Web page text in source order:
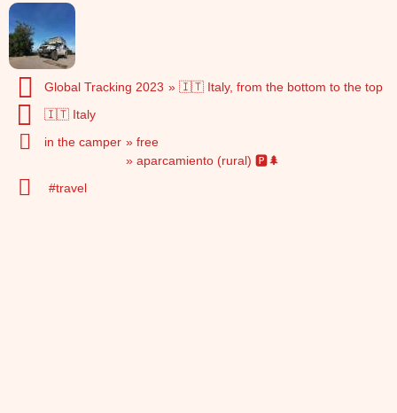
Global Tracking 2023
🇮🇹 Italy, from the bottom to the top
🇮🇹 Italy
in the camper
free
aparcamiento (rural) 🅿️🌲
travel